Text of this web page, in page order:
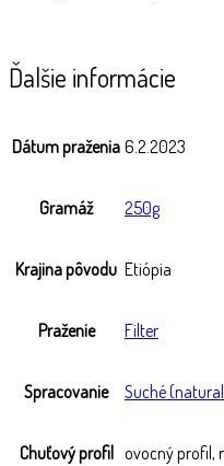
Ďalšie informácie
Dátum praženia 6.2.2023
Gramáž 250g
Krajina pôvodu Etiópia
Praženie Filter
Spracovanie Suché
Chuťový profil ovocný profil,